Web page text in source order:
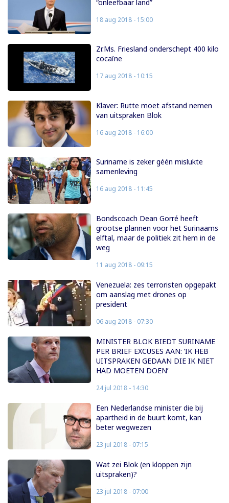
“onleefbaar land”
18 aug 2018 - 15:00
Zr.Ms. Friesland onderschept 400 kilo
cocaïne
17 aug 2018 - 10:15
Klaver: Rutte moet afstand nemen
van uitspraken Blok
16 aug 2018 - 16:00
Suriname is zeker géén mislukte
samenleving
16 aug 2018 - 11:45
Bondscoach Dean Gorré heeft
grootse plannen voor het Surinaams
elftal, maar de politiek zit hem in de
weg
11 aug 2018 - 09:15
Venezuela: zes terroristen opgepakt
om aanslag met drones op
president
06 aug 2018 - 07:30
MINISTER BLOK BIEDT SURINAME
PER BRIEF EXCUSES AAN: ‘IK HEB
UITSPRAKEN GEDAAN DIE IK NIET
HAD MOETEN DOEN’
24 jul 2018 - 14:30
Een Nederlandse minister die bij
apartheid in de buurt komt, kan
beter wegwezen
23 jul 2018 - 07:15
Wat zei Blok (en kloppen zijn
uitspraken)?
23 jul 2018 - 07:00